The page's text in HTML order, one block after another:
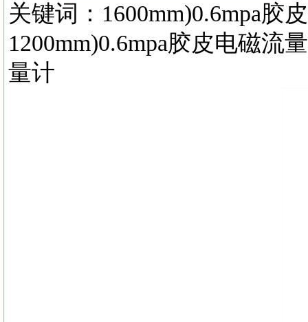
关键词：
1200mm)0.6mpa胶皮电
量计